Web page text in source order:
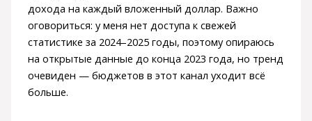
дохода на каждый вложенный доллар. Важно
оговориться: у меня нет доступа к свежей
статистике за 2024–2025 годы, поэтому опираюсь
на открытые данные до конца 2023 года, но тренд
очевиден — бюджетов в этот канал уходит всё
больше.